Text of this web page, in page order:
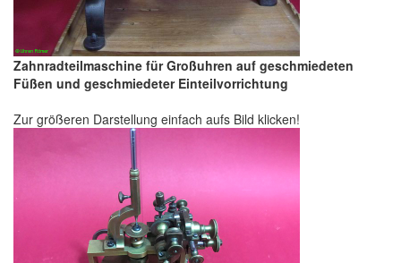
Zahnradteilmaschine für Großuhren auf geschmiedeten
Füßen und geschmiedeter Einteilvorrichtung
Zur größeren Darstellung einfach aufs Bild klicken!